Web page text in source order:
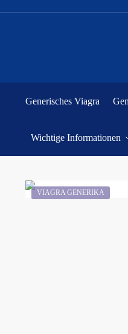
Generisches Viagra
Wichtige Informationen
VIAGRA GENERIKA